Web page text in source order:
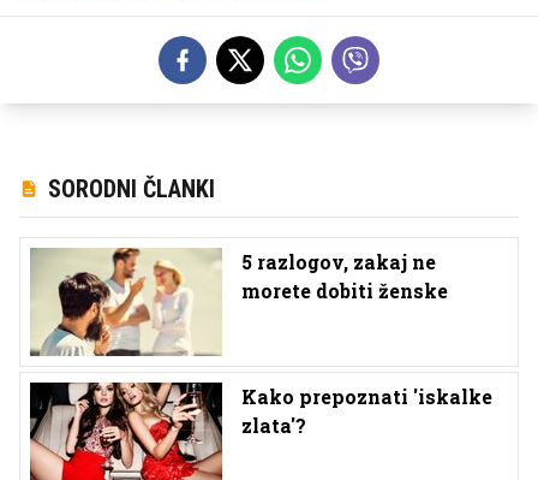
SORODNI ČLANKI
5 razlogov, zakaj ne
morete dobiti ženske
Kako prepoznati 'iskalke
zlata'?